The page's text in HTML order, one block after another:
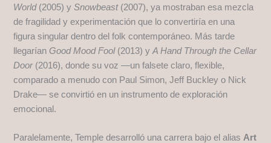
World(2005) ySnowbeast(2007), ya mostraban esa mezcla
de fragilidad y experimentación que lo convertiría en una
figura singular dentro del folk contemporáneo. Más tarde
llegaríanGood Mood Fool(2013) yA Hand Through the Cellar
Door(2016), donde su voz —un falsete claro, flexible,
comparado a menudo con Paul Simon, Jeff Buckley o Nick
Drake— se convirtió en un instrumento de exploración
emocional.
Paralelamente, Temple desarrolló una carrera bajo el alias Art